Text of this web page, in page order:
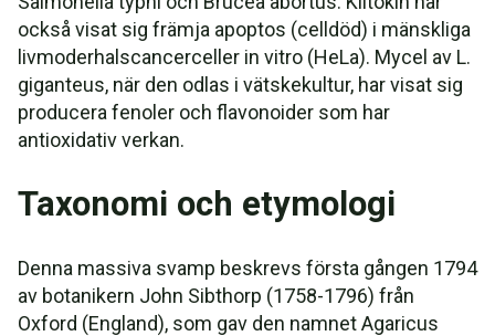
också visat sig främja apoptos (celldöd) i mänskliga
livmoderhalscancerceller in vitro (HeLa). Mycel av L.
giganteus, när den odlas i vätskekultur, har visat sig
producera fenoler och flavonoider som har
antioxidativ verkan.
Taxonomi och etymologi
Denna massiva svamp beskrevs första gången 1794
av botanikern John Sibthorp (1758-1796) från
Oxford (England), som gav den namnet Agaricus